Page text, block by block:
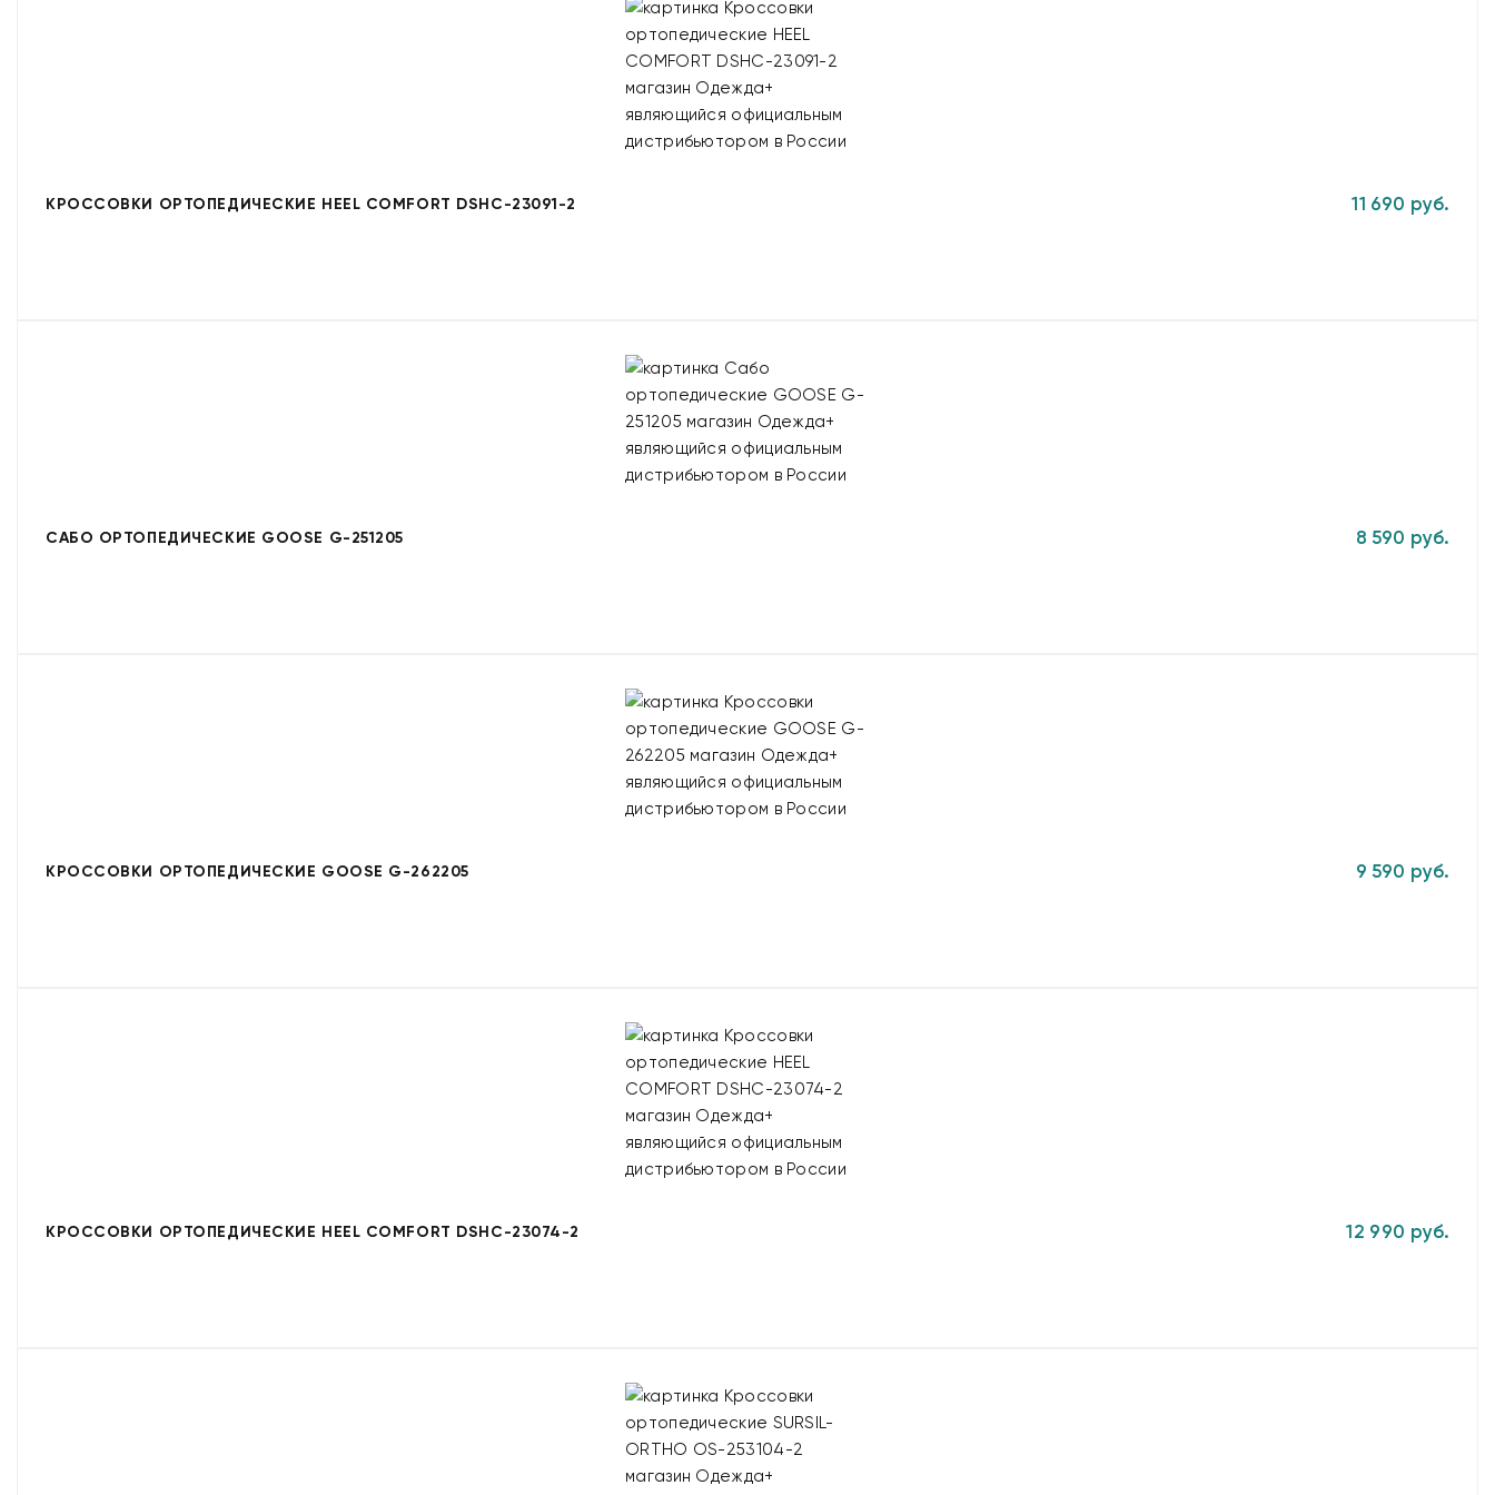
КРОССОВКИ ОРТОПЕДИЧЕСКИЕ HEEL COMFORT DSHC-23091-2 11 690 руб.
САБО ОРТОПЕДИЧЕСКИЕ GOOSE G-251205 8 590 руб.
КРОССОВКИ ОРТОПЕДИЧЕСКИЕ GOOSE G-262205 9 590 руб.
КРОССОВКИ ОРТОПЕДИЧЕСКИЕ HEEL COMFORT DSHC-23074-2 12 990 руб.